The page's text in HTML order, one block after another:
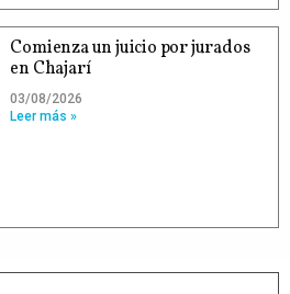
Comienza un juicio por jurados
en Chajarí
03/08/2026
Leer más »